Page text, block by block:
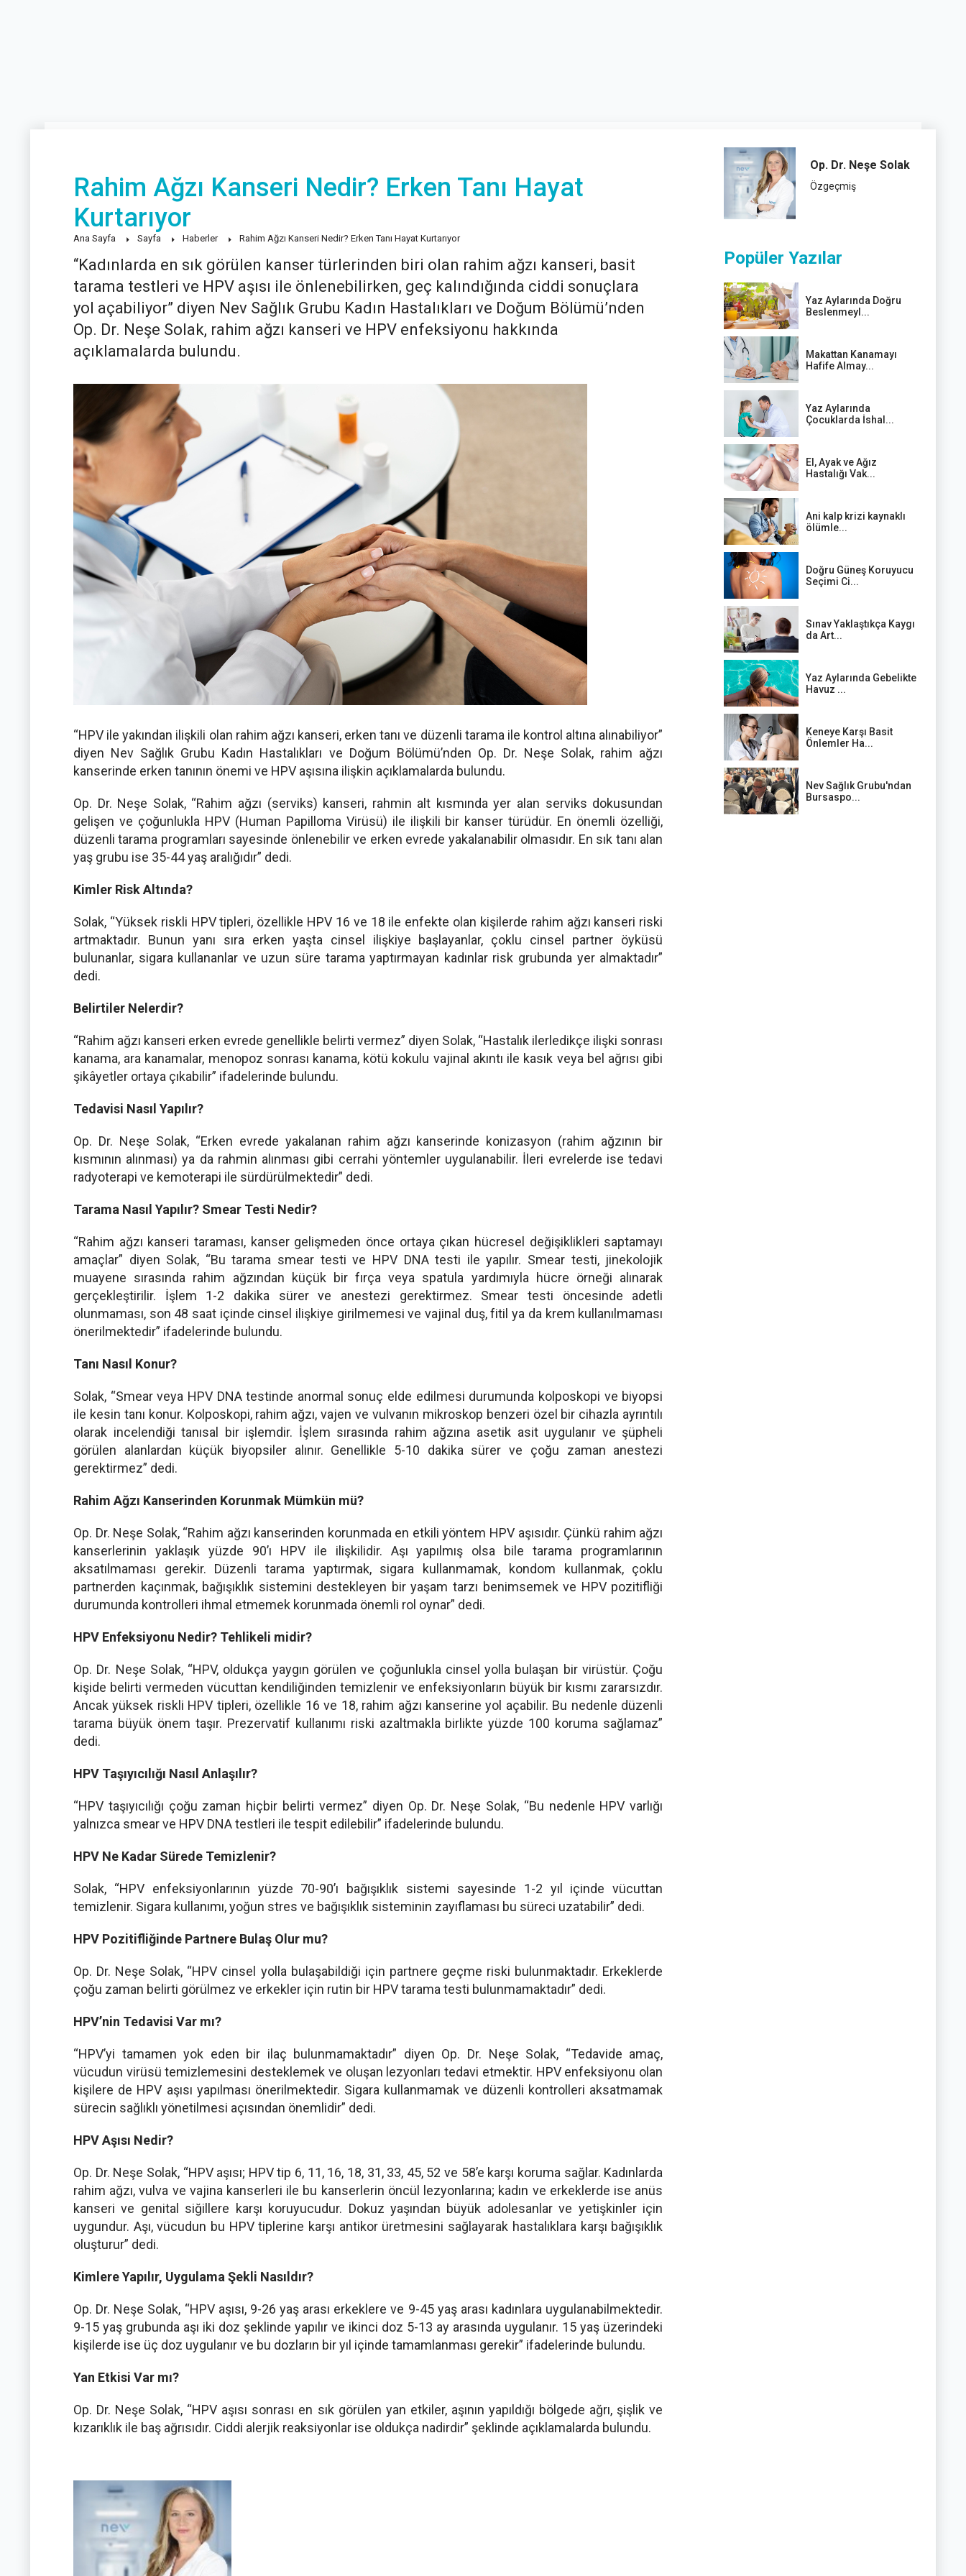
Rahim Ağzı Kanseri Nedir? Erken Tanı Hayat
Kurtarıyor
Ana Sayfa Sayfa Haberler Rahim Ağzı Kanseri Nedir? Erken Tanı Hayat Kurtarıyor
“Kadınlarda en sık görülen kanser türlerinden biri olan rahim ağzı kanseri, basit
tarama testleri ve HPV aşısı ile önlenebilirken, geç kalındığında ciddi sonuçlara
yol açabiliyor” diyen Nev Sağlık Grubu Kadın Hastalıkları ve Doğum Bölümü’nden
Op. Dr. Neşe Solak, rahim ağzı kanseri ve HPV enfeksiyonu hakkında
açıklamalarda bulundu.
“HPV ile yakından ilişkili olan rahim ağzı kanseri, erken tanı ve düzenli tarama ile kontrol altına alınabiliyor”
diyen Nev Sağlık Grubu Kadın Hastalıkları ve Doğum Bölümü’nden Op. Dr. Neşe Solak, rahim ağzı
kanserinde erken tanının önemi ve HPV aşısına ilişkin açıklamalarda bulundu.
Op. Dr. Neşe Solak, “Rahim ağzı (serviks) kanseri, rahmin alt kısmında yer alan serviks dokusundan
gelişen ve çoğunlukla HPV (Human Papilloma Virüsü) ile ilişkili bir kanser türüdür. En önemli özelliği,
düzenli tarama programları sayesinde önlenebilir ve erken evrede yakalanabilir olmasıdır. En sık tanı alan
yaş grubu ise 35-44 yaş aralığıdır” dedi.
Kimler Risk Altında?
Solak, “Yüksek riskli HPV tipleri, özellikle HPV 16 ve 18 ile enfekte olan kişilerde rahim ağzı kanseri riski
artmaktadır. Bunun yanı sıra erken yaşta cinsel ilişkiye başlayanlar, çoklu cinsel partner öyküsü
bulunanlar, sigara kullananlar ve uzun süre tarama yaptırmayan kadınlar risk grubunda yer almaktadır”
dedi.
Belirtiler Nelerdir?
“Rahim ağzı kanseri erken evrede genellikle belirti vermez” diyen Solak, “Hastalık ilerledikçe ilişki sonrası
kanama, ara kanamalar, menopoz sonrası kanama, kötü kokulu vajinal akıntı ile kasık veya bel ağrısı gibi
şikâyetler ortaya çıkabilir” ifadelerinde bulundu.
Tedavisi Nasıl Yapılır?
Op. Dr. Neşe Solak, “Erken evrede yakalanan rahim ağzı kanserinde konizasyon (rahim ağzının bir
kısmının alınması) ya da rahmin alınması gibi cerrahi yöntemler uygulanabilir. İleri evrelerde ise tedavi
radyoterapi ve kemoterapi ile sürdürülmektedir” dedi.
Tarama Nasıl Yapılır? Smear Testi Nedir?
“Rahim ağzı kanseri taraması, kanser gelişmeden önce ortaya çıkan hücresel değişiklikleri saptamayı
amaçlar” diyen Solak, “Bu tarama smear testi ve HPV DNA testi ile yapılır. Smear testi, jinekolojik
muayene sırasında rahim ağzından küçük bir fırça veya spatula yardımıyla hücre örneği alınarak
gerçekleştirilir. İşlem 1-2 dakika sürer ve anestezi gerektirmez. Smear testi öncesinde adetli
olunmaması, son 48 saat içinde cinsel ilişkiye girilmemesi ve vajinal duş, fitil ya da krem kullanılmaması
önerilmektedir” ifadelerinde bulundu.
Tanı Nasıl Konur?
Solak, “Smear veya HPV DNA testinde anormal sonuç elde edilmesi durumunda kolposkopi ve biyopsi
ile kesin tanı konur. Kolposkopi, rahim ağzı, vajen ve vulvanın mikroskop benzeri özel bir cihazla ayrıntılı
olarak incelendiği tanısal bir işlemdir. İşlem sırasında rahim ağzına asetik asit uygulanır ve şüpheli
görülen alanlardan küçük biyopsiler alınır. Genellikle 5-10 dakika sürer ve çoğu zaman anestezi
gerektirmez” dedi.
Rahim Ağzı Kanserinden Korunmak Mümkün mü?
Op. Dr. Neşe Solak, “Rahim ağzı kanserinden korunmada en etkili yöntem HPV aşısıdır. Çünkü rahim ağzı
kanserlerinin yaklaşık yüzde 90’ı HPV ile ilişkilidir. Aşı yapılmış olsa bile tarama programlarının
aksatılmaması gerekir. Düzenli tarama yaptırmak, sigara kullanmamak, kondom kullanmak, çoklu
partnerden kaçınmak, bağışıklık sistemini destekleyen bir yaşam tarzı benimsemek ve HPV pozitifliği
durumunda kontrolleri ihmal etmemek korunmada önemli rol oynar” dedi.
HPV Enfeksiyonu Nedir? Tehlikeli midir?
Op. Dr. Neşe Solak, “HPV, oldukça yaygın görülen ve çoğunlukla cinsel yolla bulaşan bir virüstür. Çoğu
kişide belirti vermeden vücuttan kendiliğinden temizlenir ve enfeksiyonların büyük bir kısmı zararsızdır.
Ancak yüksek riskli HPV tipleri, özellikle 16 ve 18, rahim ağzı kanserine yol açabilir. Bu nedenle düzenli
tarama büyük önem taşır. Prezervatif kullanımı riski azaltmakla birlikte yüzde 100 koruma sağlamaz”
dedi.
HPV Taşıyıcılığı Nasıl Anlaşılır?
“HPV taşıyıcılığı çoğu zaman hiçbir belirti vermez” diyen Op. Dr. Neşe Solak, “Bu nedenle HPV varlığı
yalnızca smear ve HPV DNA testleri ile tespit edilebilir” ifadelerinde bulundu.
HPV Ne Kadar Sürede Temizlenir?
Solak, “HPV enfeksiyonlarının yüzde 70-90’ı bağışıklık sistemi sayesinde 1-2 yıl içinde vücuttan
temizlenir. Sigara kullanımı, yoğun stres ve bağışıklık sisteminin zayıflaması bu süreci uzatabilir” dedi.
HPV Pozitifliğinde Partnere Bulaş Olur mu?
Op. Dr. Neşe Solak, “HPV cinsel yolla bulaşabildiği için partnere geçme riski bulunmaktadır. Erkeklerde
çoğu zaman belirti görülmez ve erkekler için rutin bir HPV tarama testi bulunmamaktadır” dedi.
HPV’nin Tedavisi Var mı?
“HPV’yi tamamen yok eden bir ilaç bulunmamaktadır” diyen Op. Dr. Neşe Solak, “Tedavide amaç,
vücudun virüsü temizlemesini desteklemek ve oluşan lezyonları tedavi etmektir. HPV enfeksiyonu olan
kişilere de HPV aşısı yapılması önerilmektedir. Sigara kullanmamak ve düzenli kontrolleri aksatmamak
sürecin sağlıklı yönetilmesi açısından önemlidir” dedi.
HPV Aşısı Nedir?
Op. Dr. Neşe Solak, “HPV aşısı; HPV tip 6, 11, 16, 18, 31, 33, 45, 52 ve 58’e karşı koruma sağlar. Kadınlarda
rahim ağzı, vulva ve vajina kanserleri ile bu kanserlerin öncül lezyonlarına; kadın ve erkeklerde ise anüs
kanseri ve genital siğillere karşı koruyucudur. Dokuz yaşından büyük adolesanlar ve yetişkinler için
uygundur. Aşı, vücudun bu HPV tiplerine karşı antikor üretmesini sağlayarak hastalıklara karşı bağışıklık
oluşturur” dedi.
Kimlere Yapılır, Uygulama Şekli Nasıldır?
Op. Dr. Neşe Solak, “HPV aşısı, 9-26 yaş arası erkeklere ve 9-45 yaş arası kadınlara uygulanabilmektedir.
9-15 yaş grubunda aşı iki doz şeklinde yapılır ve ikinci doz 5-13 ay arasında uygulanır. 15 yaş üzerindeki
kişilerde ise üç doz uygulanır ve bu dozların bir yıl içinde tamamlanması gerekir” ifadelerinde bulundu.
Yan Etkisi Var mı?
Op. Dr. Neşe Solak, “HPV aşısı sonrası en sık görülen yan etkiler, aşının yapıldığı bölgede ağrı, şişlik ve
kızarıklık ile baş ağrısıdır. Ciddi alerjik reaksiyonlar ise oldukça nadirdir” şeklinde açıklamalarda bulundu.
Op. Dr. Neşe Solak
Özgeçmiş
Popüler Yazılar
Yaz Aylarında Doğru
Beslenmeyl...
Makattan Kanamayı
Hafife Almay...
Yaz Aylarında
Çocuklarda İshal...
El, Ayak ve Ağız
Hastalığı Vak...
Ani kalp krizi kaynaklı
ölümle...
Doğru Güneş Koruyucu
Seçimi Ci...
Sınav Yaklaştıkça Kaygı
da Art...
Yaz Aylarında Gebelikte
Havuz ...
Keneye Karşı Basit
Önlemler Ha...
Nev Sağlık Grubu'ndan
Bursaspo...